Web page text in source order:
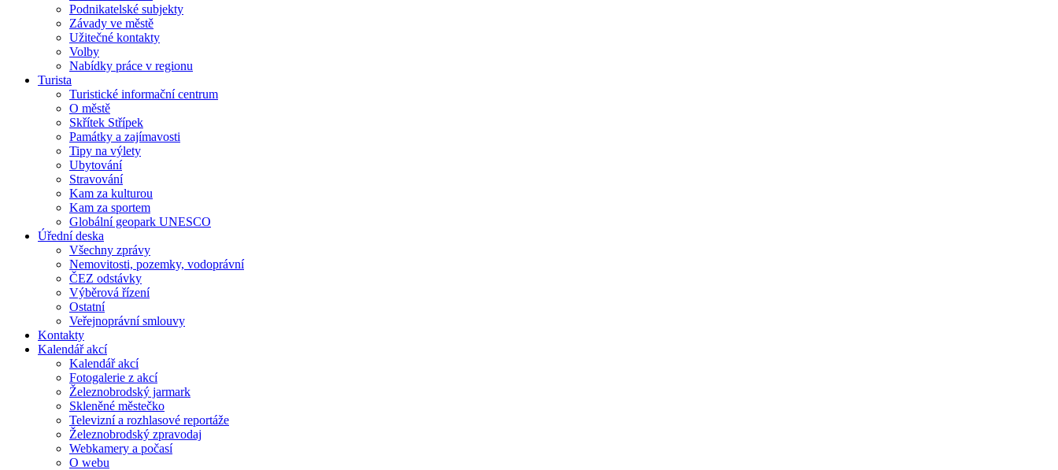
Podnikatelské subjekty
Závady ve městě
Užitečné kontakty
Volby
Nabídky práce v regionu
Turista
Turistické informační centrum
O městě
Skřítek Střípek
Památky a zajímavosti
Tipy na výlety
Ubytování
Stravování
Kam za kulturou
Kam za sportem
Globální geopark UNESCO
Úřední deska
Všechny zprávy
Nemovitosti, pozemky, vodoprávní
ČEZ odstávky
Výběrová řízení
Ostatní
Veřejnoprávní smlouvy
Kontakty
Kalendář akcí
Kalendář akcí
Fotogalerie z akcí
Železnobrodský jarmark
Skleněné městečko
Televizní a rozhlasové reportáže
Železnobrodský zpravodaj
Webkamery a počasí
O webu